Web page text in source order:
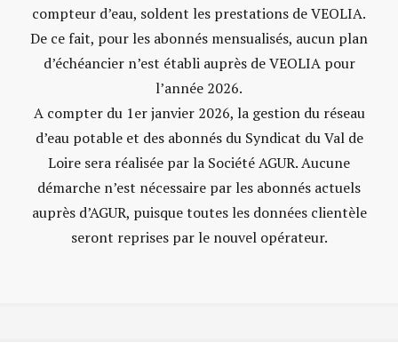
compteur d’eau, soldent les prestations de VEOLIA.
De ce fait, pour les abonnés mensualisés, aucun plan
d’échéancier n’est établi auprès de VEOLIA pour
l’année 2026.
A compter du 1er janvier 2026, la gestion du réseau
d’eau potable et des abonnés du Syndicat du Val de
Loire sera réalisée par la Société AGUR. Aucune
démarche n’est nécessaire par les abonnés actuels
auprès d’AGUR, puisque toutes les données clientèle
seront reprises par le nouvel opérateur.